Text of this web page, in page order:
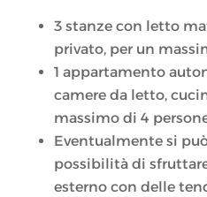
3 stanze con letto
privato, per un
1 appartamento
camere da letto,
massimo di 4
Eventualmente si
possibilità di
esterno con delle